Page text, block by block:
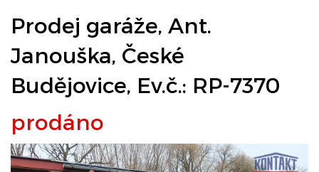
Prodej garáže, Ant.
Janouška, České
Budějovice, Ev.č.: RP-7370
prodáno